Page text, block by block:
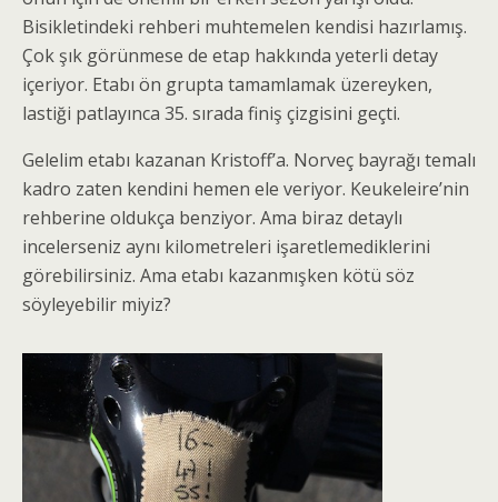
Bisikletindeki rehberi muhtemelen kendisi hazırlamış.
Çok şık görünmese de etap hakkında yeterli detay
içeriyor. Etabı ön grupta tamamlamak üzereyken,
lastiği patlayınca 35. sırada finiş çizgisini geçti.
Gelelim etabı kazanan Kristoff’a. Norveç bayrağı temalı
kadro zaten kendini hemen ele veriyor. Keukeleire’nin
rehberine oldukça benziyor. Ama biraz detaylı
incelerseniz aynı kilometreleri işaretlemediklerini
görebilirsiniz. Ama etabı kazanmışken kötü söz
söyleyebilir miyiz?